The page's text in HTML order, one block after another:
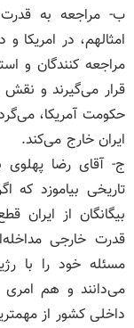
ب- مراجعه به
امثالهم، در امریکا
مراجعه کنندگان و
قرار می‌گیرند و نقش
حکومت آمریکا،
ایران خارج می‌کند.
ج- آقای رضا پهلوی
تاریخی بیاموزد که
بیگانگان از
قدرت خارجی
مسئله خود را با
می‌دانند و هم امری
داخلی کشور از